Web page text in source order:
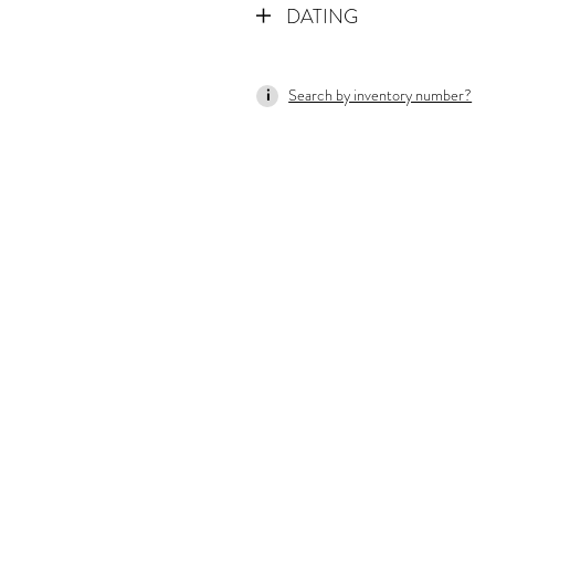
DATING
Search by inventory number?